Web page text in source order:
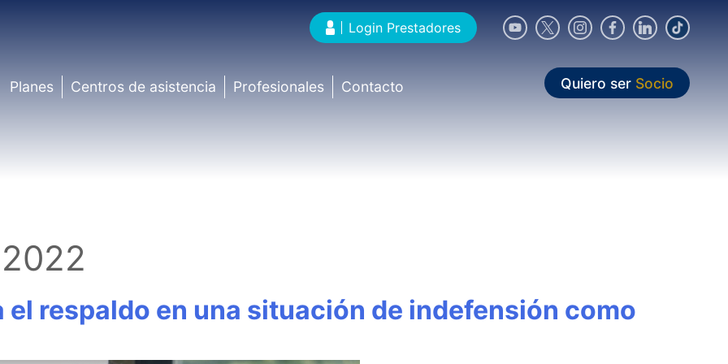
Login Prestadores
Planes Centros de asistencia Profesionales Contacto Quiero ser Socio
el respaldo en una situación de indefensión como